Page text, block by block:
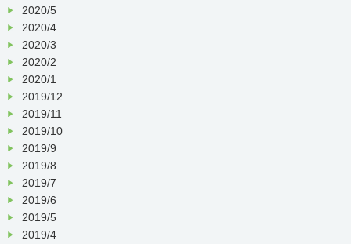
2020/5
2020/4
2020/3
2020/2
2020/1
2019/12
2019/11
2019/10
2019/9
2019/8
2019/7
2019/6
2019/5
2019/4